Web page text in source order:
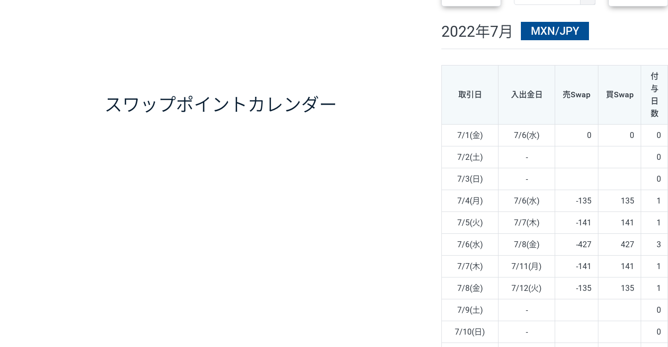
スワップポイント カレンダー
2022年7月 MXN/JPY
取引日 入出金日 売Swap 買Swap
付
与
日
数
7/1(金) 7/6(水) 0 0 0
7/2(土) - 0
7/3(日) - 0
7/4(月) 7/6(水) -135 135 1
7/5(火) 7/7(木) -141 141 1
7/6(水) 7/8(金) -427 427 3
7/7(木) 7/11(月) -141 141 1
7/8(金) 7/12(火) -135 135 1
7/9(土) - 0
7/10(日) - 0